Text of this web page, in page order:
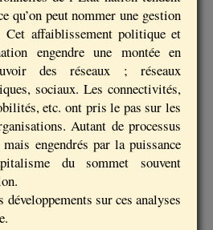
qu’on peut nommer une gestion
Cet affaiblissement politique et
engendre une montée en
des réseaux ; réseaux
sociaux. Les connectivités,
etc. ont pris le pas sur les
Autant de processus
engendrés par la puissance
du sommet souvent
développements sur ces analyses